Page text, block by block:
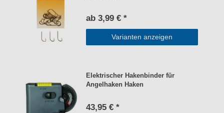
ab 3,99 € *
Varianten anzeigen
Elektrischer Hakenbinder für
Angelhaken Haken
43,95 € *